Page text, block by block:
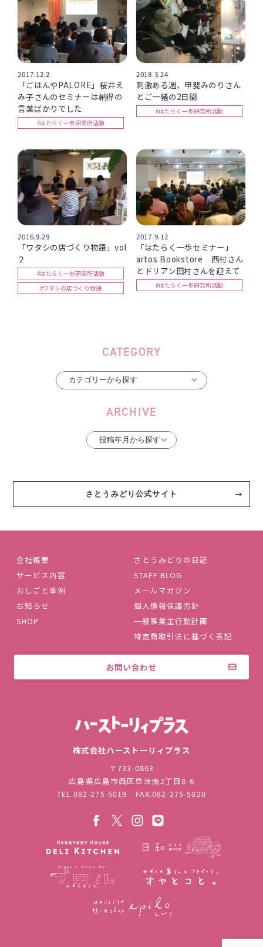
2017.12.2
「ごはんやPALORE」桜井え
み子さんのセミナーは納得の
言葉ばかりでした
#はたらく一歩研究所活動
2018.3.24
刺激ある週、甲斐みのりさん
とご一緒の2日間
#はたらく一歩研究所活動
2016.9.29
「ワタシの店づくり物語」vol
２
#はたらく一歩研究所活動
#ワタシの店づくり物語
2017.9.12
「はたらく一歩セミナー」
artos Bookstore 西村さん
とドリアン田村さんを迎えて
#はたらく一歩研究所活動
CATEGORY
ARCHIVE
さとうみどり公式サイト
会社概要
サービス内容
おしごと事例
お知らせ
SHOP
さとうみどりの日記
STAFF BLOG
メールマガジン
個人情報保護方針
一般事業主行動計画
特定商取引法に基づく表記
お問い合わせ
株式会社ハーストーリィプラス
〒733-0863
広島県広島市西区草津南2丁目8-6
TEL.082-275-5019 FAX.082-275-5020